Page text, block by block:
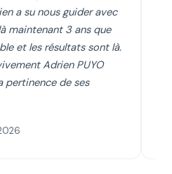
a su nous guider avec
maintenant 3 ans que
et les résultats sont là.
Adrien PUYO
pertinence de ses